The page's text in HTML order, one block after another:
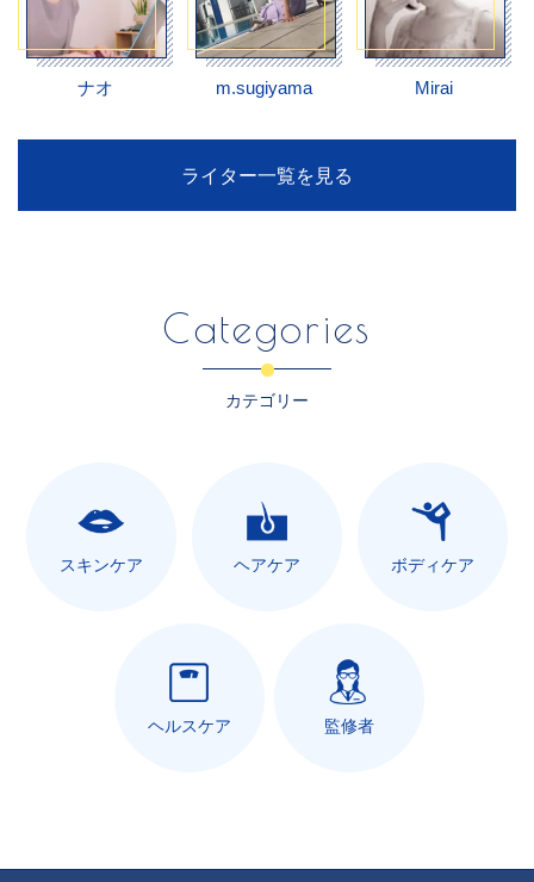
ナオ m.sugiyama Mirai
ライター一覧を見る
Categories
カテゴリー
スキンケア ヘアケア ボディケア
ヘルスケア 監修者